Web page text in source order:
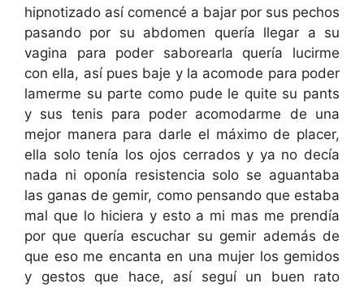
hipnotizado así comencé a bajar por sus pechos
pasando por su abdomen quería llegar a su
vagina para poder saborearla quería lucirme
con ella, así pues baje y la acomode para poder
lamerme su parte como pude le quite su pants
y sus tenis para poder acomodarme de una
mejor manera para darle el máximo de placer,
ella solo tenía los ojos cerrados y ya no decía
nada ni oponía resistencia solo se aguantaba
las ganas de gemir, como pensando que estaba
mal que lo hiciera y esto a mi mas me prendía
por que quería escuchar su gemir además de
que eso me encanta en una mujer los gemidos
y gestos que hace, así seguí un buen rato